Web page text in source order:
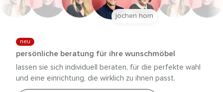
neu
persönliche beratung für ihre wunschmöbel
lassen sie sich individuell beraten, für die perfekte wahl
und eine einrichtung, die wirklich zu ihnen passt.
jochen horn